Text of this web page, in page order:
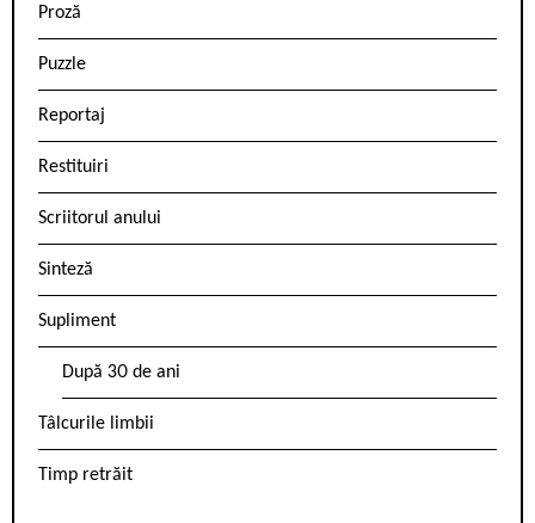
Proză
Puzzle
Reportaj
Restituiri
Scriitorul anului
Sinteză
Supliment
După 30 de ani
Tâlcurile limbii
Timp retrăit